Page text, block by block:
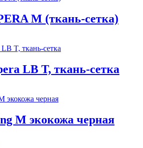
M (ткань-сетка)
LB T, ткань-сетка
М экокожа черная